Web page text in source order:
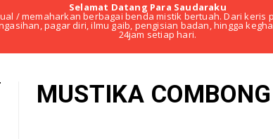
Selamat Datang Para Saudaraku
/ memaharkan berbagai benda mistik bertuah. Dari
pagar diri, ilmu gaib, pengisian badan, hingga
24jam setiap hari.
MUSTIKA